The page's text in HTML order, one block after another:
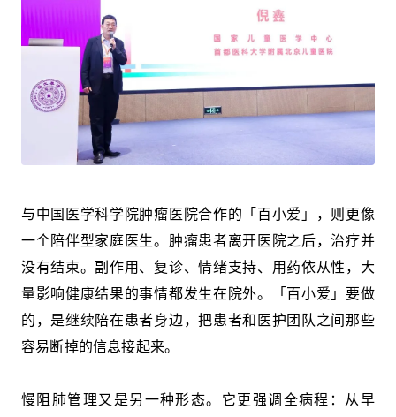
与中国医学科学院肿瘤医院合作的「百小爱」，则更像
一个陪伴型家庭医生。肿瘤患者离开医院之后，治疗并
没有结束。副作用、复诊、情绪支持、用药依从性，大
量影响健康结果的事情都发生在院外。「百小爱」要做
的，是继续陪在患者身边，把患者和医护团队之间那些
容易断掉的信息接起来。
慢阻肺管理又是另一种形态。它更强调全病程：从早